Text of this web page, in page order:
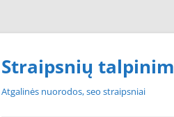
Skip
Straipsnių
Atgalinės nuorodos, seo straipsniai